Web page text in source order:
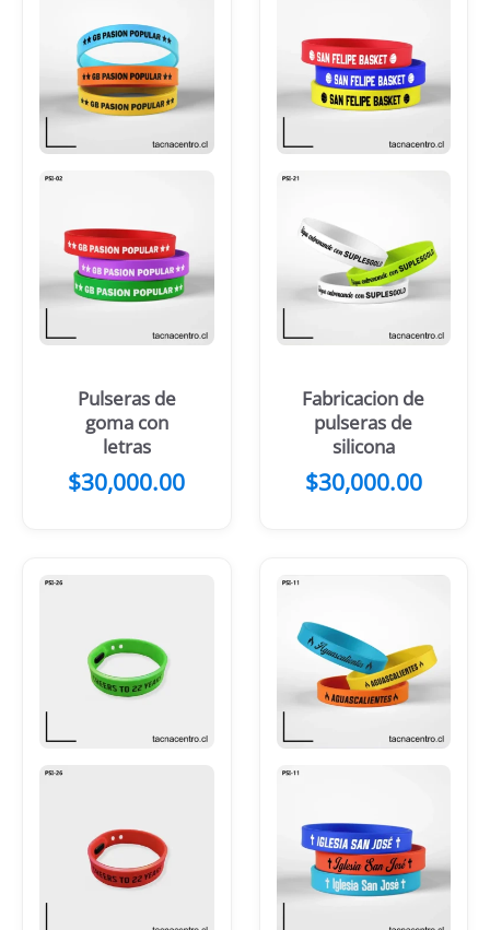
Pulseras de
goma con
letras
$30,000.00
Fabricacion de
pulseras de
silicona
$30,000.00